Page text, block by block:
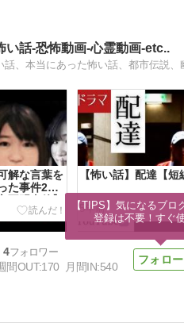
い話-恐怖動画-心霊動画-etc..
解な言葉を
た事件2選
不明事件】
【怖い話】配達【短
5年前
4
間OUT:170 月間IN:540
【TIPS】気になるブロ
登録は不要！すぐ